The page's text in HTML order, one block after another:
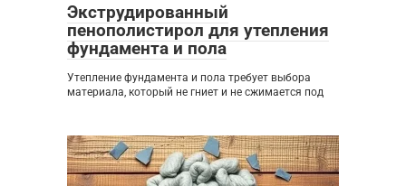
Экструдированный
пенополистирол для утепления
фундамента и пола
Утепление фундамента и пола требует выбора
материала, который не гниет и не сжимается под